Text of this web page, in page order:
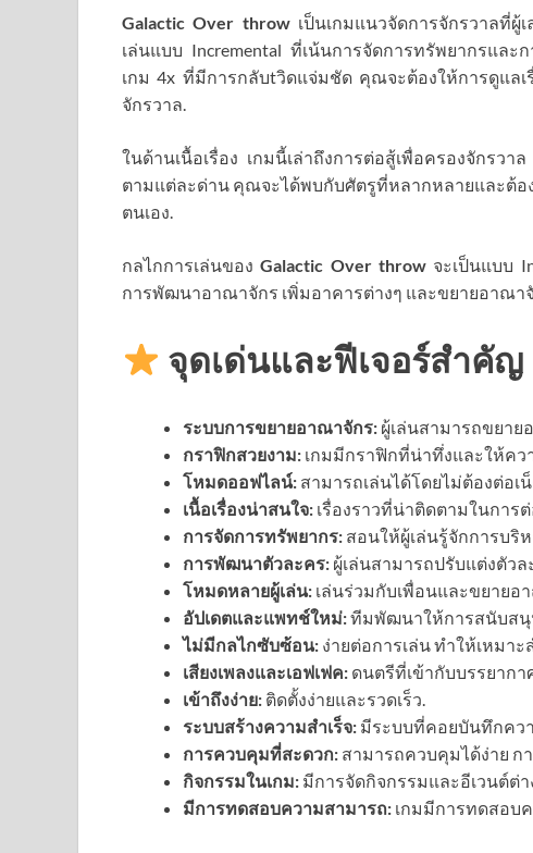
Galactic Over throwเป็นเกมแนวจัดการจักรวาลที่ผู้
เล่นแบบ Incremental ที่เน้นการจัดการทรัพยากรและ
เกม 4x ที่มีการกลับtวิดแจ่มชัด คุณจะต้องให้การดูแล
จักรวาล.
ในด้านเนื้อเรื่อง เกมนี้เล่าถึงการต่อสู้เพื่อครองจักรว
ตามแต่ละด่าน คุณจะได้พบกับศัตรูที่หลากหลายและต้อ
ตนเอง.
กลไกการเล่นของGalactic Over throw จะเป็นแบบ
การพัฒนาอาณาจักร เพิ่มอาคารต่างๆ และขยายอาณา
จุดเด่นและฟีเจอร์สำคัญ
ระบบการขยายอาณาจักร: ผู้เล่นสามารถขยาย
กราฟิกสวยงาม: เกมมีกราฟิกที่น่าทึ่งและให้คว
โหมดออฟไลน์: สามารถเล่นได้โดยไม่ต้องต่อเ
เนื้อเรื่องน่าสนใจ: เรื่องราวที่น่าติดตามในการ
การจัดการทรัพยากร: สอนให้ผู้เล่นรู้จักการบริ
การพัฒนาตัวละคร: ผู้เล่นสามารถปรับแต่งตัว
โหมดหลายผู้เล่น: เล่นร่วมกับเพื่อนและขยายอ
อัปเดตและแพทช์ใหม่:ทีมพัฒนาให้การสนับสนุ
ไม่มีกลไกซับซ้อน: ง่ายต่อการเล่น ทำให้เหมา
เสียงเพลงและเอฟเฟค: ดนตรีที่เข้ากับบรรยากา
เข้าถึงง่าย: ติดตั้งง่ายและรวดเร็ว.
ระบบสร้างความสำเร็จ: มีระบบที่คอยบันทึกควา
การควบคุมที่สะดวก: สามารถควบคุมได้ง่าย ก
กิจกรรมในเกม: มีการจัดกิจกรรมและอีเวนต์ต่า
มีการทดสอบความสามารถ: เกมมีการทดสอบ